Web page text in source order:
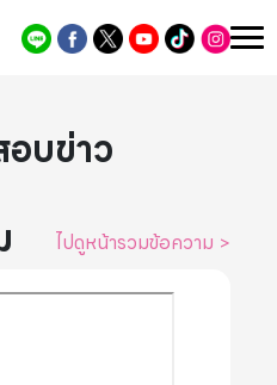
บข่าว
ไปดูหน้ารวมข้อความ >